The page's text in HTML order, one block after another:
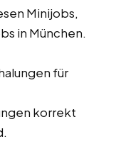
Minijobs,
in München.
für
korrekt